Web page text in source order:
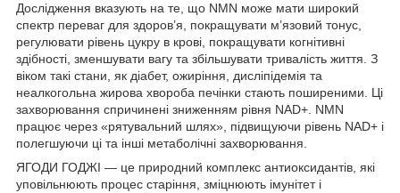
Дослідження вказують на те, що NMN може мати широкий
спектр переваг для здоров’я, покращувати м’язовий тонус,
регулювати рівень цукру в крові, покращувати когнітивні
здібності, зменшувати вагу та збільшувати тривалість життя. З
віком такі стани, як діабет, ожиріння, дисліпідемія та
неалкогольна жирова хвороба печінки стають поширеними. Ці
захворювання спричинені зниженням рівня NAD+. NMN
працює через «рятувальний шлях», підвищуючи рівень NAD+ і
полегшуючи ці та інші метаболічні захворювання.
ЯГОДИ ГОДЖІ — це природний комплекс антиоксидантів, які
уповільнюють процес старіння, зміцнюють імунітет і